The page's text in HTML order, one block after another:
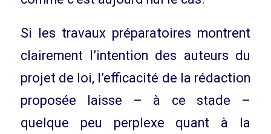
Si les travaux préparatoires montrent
clairement l’intention des auteurs du
projet de loi, l’efficacité de la rédaction
proposée laisse – à ce stade –
quelque peu perplexe quant à la